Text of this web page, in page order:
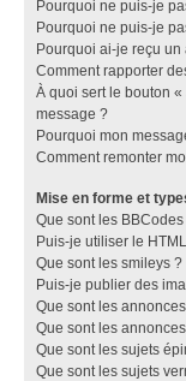
Pourquoi ne puis-je
Pourquoi ne puis-je
Pourquoi ai-je reçu un
Comment rapporter
À quoi sert le bouton
message ?
Pourquoi mon
Comment remonter
Mise en forme et
Que sont les BBCodes
Puis-je utiliser le
Que sont les smileys ?
Puis-je publier des
Que sont les
Que sont les
Que sont les sujets
Que sont les sujets